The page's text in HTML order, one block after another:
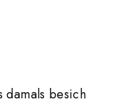
damals besich